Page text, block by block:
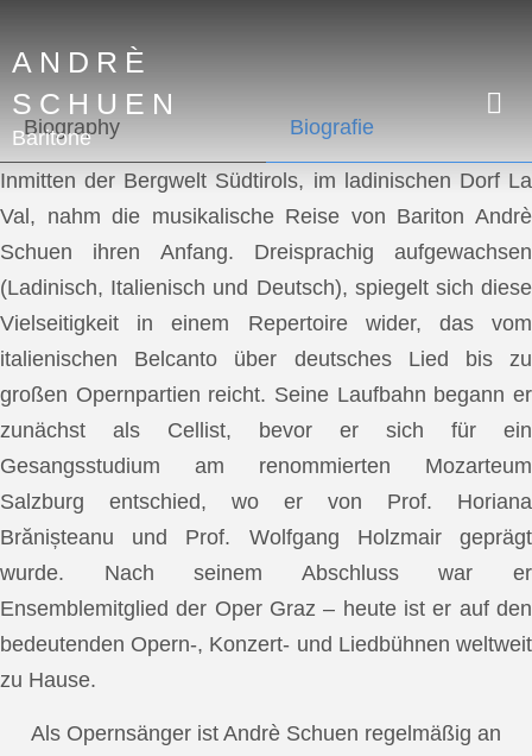
ANDRÈ
SCHUEN
Baritone
Biography Biografie
Inmitten der Bergwelt Südtirols, im ladinischen Dorf La
Val, nahm die musikalische Reise von Bariton Andrè
Schuen ihren Anfang. Dreisprachig aufgewachsen
(Ladinisch, Italienisch und Deutsch), spiegelt sich diese
Vielseitigkeit in einem Repertoire wider, das vom
italienischen Belcanto über deutsches Lied bis zu
großen Opernpartien reicht. Seine Laufbahn begann er
zunächst als Cellist, bevor er sich für ein
Gesangsstudium am renommierten Mozarteum
Salzburg entschied, wo er von Prof. Horiana
Brănișteanu und Prof. Wolfgang Holzmair geprägt
wurde. Nach seinem Abschluss war er
Ensemblemitglied der Oper Graz – heute ist er auf den
bedeutenden Opern-, Konzert- und Liedbühnen weltweit
zu Hause.
Als Opernsänger ist Andrè Schuen regelmäßig an